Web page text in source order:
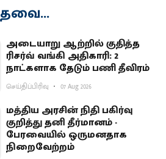
அடையாறு ஆற்றில் குதித்த
ரிசர்வ் வங்கி அதிகாரி: 2
நாட்களாக தேடும் பணி தீவிரம்
செய்திப்பிரிவு 07 Aug 2026
மத்திய அரசின் நிதி பகிர்வு
குறித்து தனி தீர்மானம் -
பேரவையில் ஒருமனதாக
நிறைவேற்றம்